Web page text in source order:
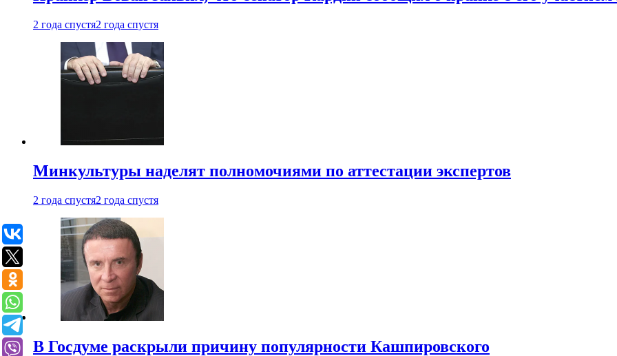
2 года спустя2 года спустя
Минкультуры наделят полномочиями по аттестации экспертов
2 года спустя2 года спустя
В Госдуме раскрыли причину популярности Кашпировского